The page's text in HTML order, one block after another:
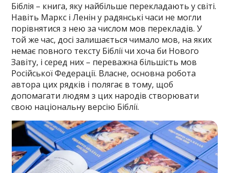
Біблія – книга, яку найбільше перекладають у світі.
Навіть Маркс і Ленін у радянські часи не могли
порівнятися з нею за числом мов перекладів. У
той же час, досі залишається чимало мов, на яких
немає повного тексту Біблії чи хоча би Нового
Завіту, і серед них – переважна більшість мов
Російської Федерації. Власне, основна робота
автора цих рядків і полягає в тому, щоб
допомагати людям з цих народів створювати
свою національну версію Біблії.